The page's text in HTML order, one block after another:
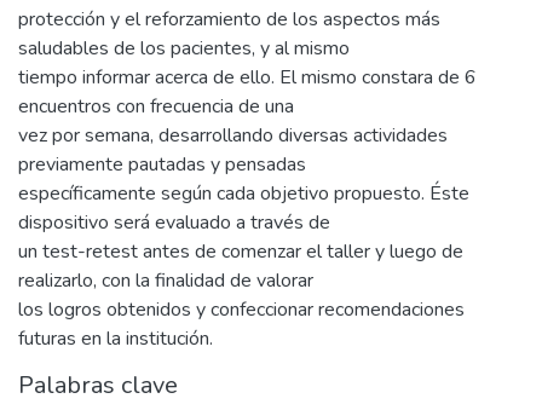
protección y el reforzamiento de los aspectos más
saludables de los pacientes, y al mismo
tiempo informar acerca de ello. El mismo constara de 6
encuentros con frecuencia de una
vez por semana, desarrollando diversas actividades
previamente pautadas y pensadas
específicamente según cada objetivo propuesto. Éste
dispositivo será evaluado a través de
un test-retest antes de comenzar el taller y luego de
realizarlo, con la finalidad de valorar
los logros obtenidos y confeccionar recomendaciones
futuras en la institución.
Palabras clave